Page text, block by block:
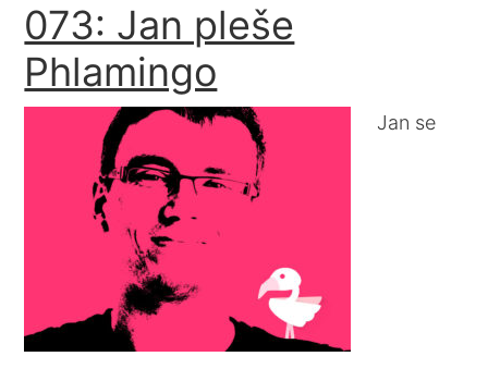
073: Jan pleše
Phlamingo
Jan se